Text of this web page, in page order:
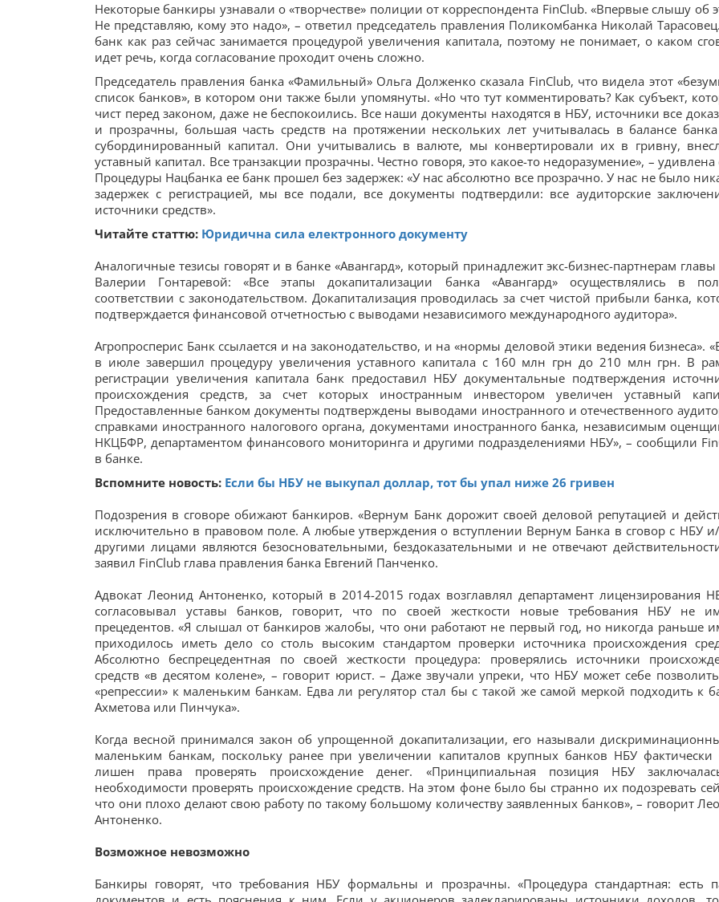
Некоторые банкиры узнавали о «творчестве» полиции от корреспондента FinClub. «Впервые слышу об
Не представляю, кому это надо», – ответил председатель правления Поликомбанка Николай
банк как раз сейчас занимается процедурой увеличения капитала, поэтому не понимает, о каком
идет речь, когда согласование проходит очень сложно.
Председатель правления банка «Фамильный» Ольга Долженко сказала FinClub, что видела этот
список банков», в котором они также были упомянуты. «Но что тут комментировать? Как субъект,
чист перед законом, даже не беспокоились. Все наши документы находятся в НБУ, источники все
и прозрачны, большая часть средств на протяжении нескольких лет учитывалась в балансе
субординированный капитал. Они учитывались в валюте, мы конвертировали их в гривну,
уставный капитал. Все транзакции прозрачны. Честно говоря, это какое-то недоразумение», – удивлена
Процедуры Нацбанка ее банк прошел без задержек: «У нас абсолютно все прозрачно. У нас не было
задержек с регистрацией, мы все подали, все документы подтвердили: все аудиторские
источники средств».
Читайте статтю: Юридична сила електронного документу
Аналогичные тезисы говорят и в банке «Авангард», который принадлежит экс-бизнес-партнерам
Валерии Гонтаревой: «Все этапы докапитализации банка «Авангард» осуществлялись в
соответствии с законодательством. Докапитализация проводилась за счет чистой прибыли банка,
подтверждается финансовой отчетностью с выводами независимого международного аудитора».
Агропросперис Банк ссылается и на законодательство, и на «нормы деловой этики ведения бизнеса».
в июле завершил процедуру увеличения уставного капитала с 160 млн грн до 210 млн грн. В
регистрации увеличения капитала банк предоставил НБУ документальные подтверждения
происхождения средств, за счет которых иностранным инвестором увеличен уставный
Предоставленные банком документы подтверждены выводами иностранного и отечественного
справками иностранного налогового органа, документами иностранного банка, независимым
НКЦБФР, департаментом финансового мониторинга и другими подразделениями НБУ», – сообщили
в банке.
Вспомните новость: Если бы НБУ не выкупал доллар, тот бы упал ниже 26 гривен
Подозрения в сговоре обижают банкиров. «Вернум Банк дорожит своей деловой репутацией и
исключительно в правовом поле. А любые утверждения о вступлении Вернум Банка в сговор с НБУ
другими лицами являются безосновательными, бездоказательными и не отвечают
заявил FinClub глава правления банка Евгений Панченко.
Адвокат Леонид Антоненко, который в 2014-2015 годах возглавлял департамент лицензирования
согласовывал уставы банков, говорит, что по своей жесткости новые требования НБУ не
прецедентов. «Я слышал от банкиров жалобы, что они работают не первый год, но никогда раньше
приходилось иметь дело со столь высоким стандартом проверки источника происхождения
Абсолютно беспрецедентная по своей жесткости процедура: проверялись источники
средств «в десятом колене», – говорит юрист. – Даже звучали упреки, что НБУ может себе
«репрессии» к маленьким банкам. Едва ли регулятор стал бы с такой же самой меркой подходить к
Ахметова или Пинчука».
Когда весной принимался закон об упрощенной докапитализации, его называли
маленьким банкам, поскольку ранее при увеличении капиталов крупных банков НБУ
лишен права проверять происхождение денег. «Принципиальная позиция НБУ
необходимости проверять происхождение средств. На этом фоне было бы странно их подозревать
что они плохо делают свою работу по такому большому количеству заявленных банков», – говорит
Антоненко.
Возможное невозможно
Банкиры говорят, что требования НБУ формальны и прозрачны. «Процедура стандартная: есть